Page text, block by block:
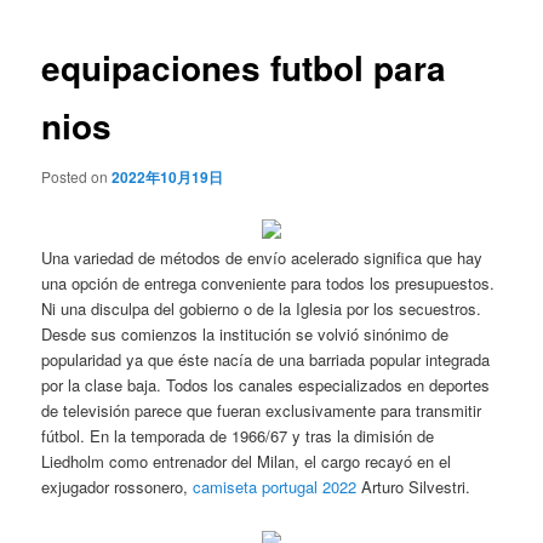
equipaciones futbol para
nios
Posted on2022年10月19日
Una variedad de métodos de envío acelerado significa que hay
una opción de entrega conveniente para todos los presupuestos.
Ni una disculpa del gobierno o de la Iglesia por los secuestros.
Desde sus comienzos la institución se volvió sinónimo de
popularidad ya que éste nacía de una barriada popular integrada
por la clase baja. Todos los canales especializados en deportes
de televisión parece que fueran exclusivamente para transmitir
fútbol. En la temporada de 1966/67 y tras la dimisión de
Liedholm como entrenador del Milan, el cargo recayó en el
exjugador rossonero,camiseta portugal 2022 Arturo Silvestri.